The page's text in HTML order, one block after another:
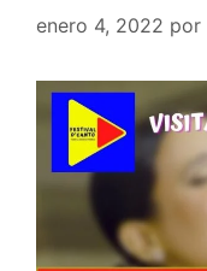
enero 4, 2022 por